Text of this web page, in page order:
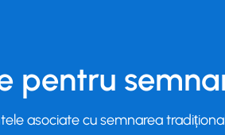
pentru
asociate cu semnarea